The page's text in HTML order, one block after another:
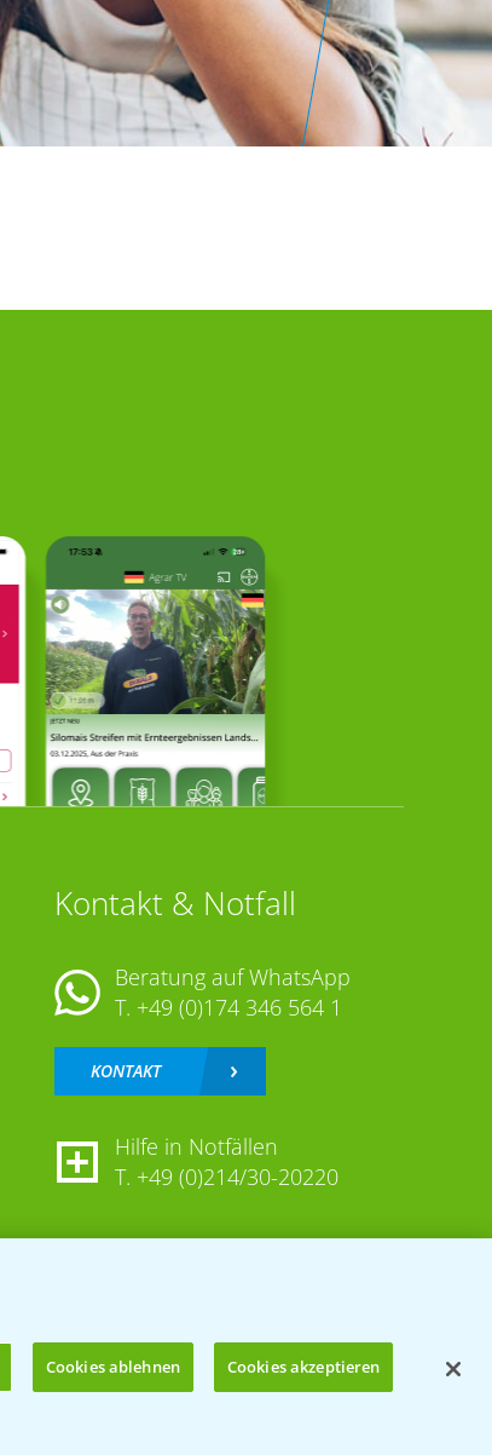
Kontakt & Notfall
Beratung auf WhatsApp
T. +49 (0)174 346 564 1
KONTAKT
Hilfe in Notfällen
T. +49 (0)214/30-20220
Cookies ablehnen Cookies akzeptieren